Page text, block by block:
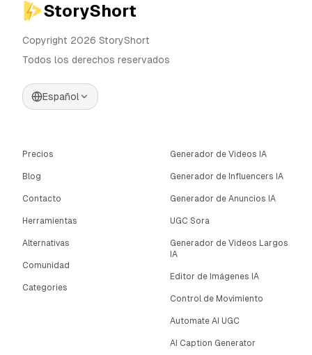
StoryShort
Copyright 2026 StoryShort
Todos los derechos reservados
Español
Precios
Blog
Contacto
Herramientas
Alternativas
Comunidad
Categories
Generador de Videos IA
Generador de Influencers IA
Generador de Anuncios IA
UGC Sora
Generador de Videos Largos
IA
Editor de Imágenes IA
Control de Movimiento
Automate AI UGC
AI Caption Generator